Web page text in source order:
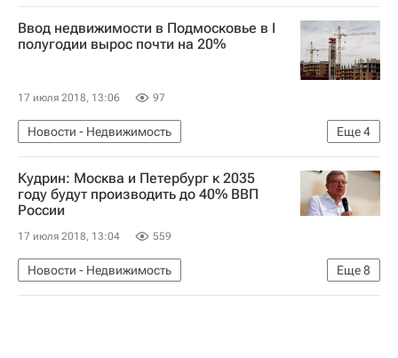
Moscow Urban Forum 2018
Москва
Сергей Собянин
ЧМ-2018 по футболу
Россия
Ввод недвижимости в Подмосковье в I
полугодии вырос почти на 20%
17 июля 2018, 13:06 97
Еще4
Новости - Недвижимость
Московская область (Подмосковье)
Строительство
Недвижимость Россия
Кудрин: Москва и Петербург к 2035
году будут производить до 40% ВВП
России
17 июля 2018, 13:04 559
Еще8
Новости - Недвижимость
Moscow Urban Forum 2018
Москва